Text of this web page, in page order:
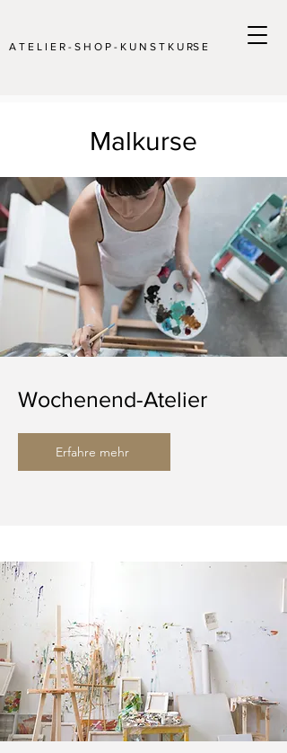
A T E L I E R - S H O P - K U N S T K U RS E
Malkurse
Wochenend-Atelier
Erfahre mehr